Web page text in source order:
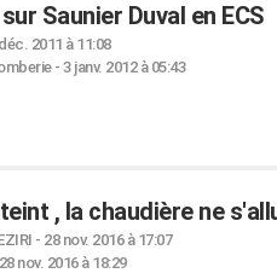
Saunier Duval en ECS
2011 à 11:08
- 3 janv. 2012 à 05:43
, la chaudière ne
- 28 nov. 2016 à 17:07
28 nov. 2016 à 18:29